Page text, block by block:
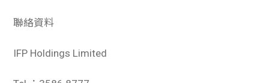
聯絡資料
IFP Holdings Limited